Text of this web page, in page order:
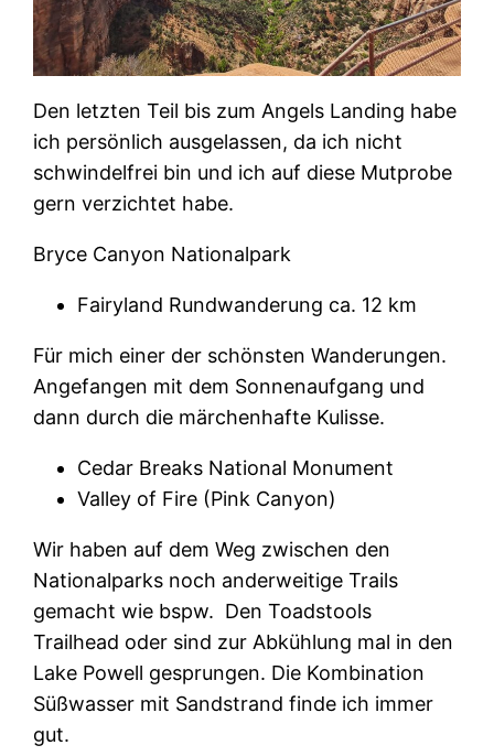
Den letzten Teil bis zum Angels Landing habe
ich persönlich ausgelassen, da ich nicht
schwindelfrei bin und ich auf diese Mutprobe
gern verzichtet habe.
Bryce Canyon Nationalpark
Fairyland Rundwanderung ca. 12 km
Für mich einer der schönsten Wanderungen.
Angefangen mit dem Sonnenaufgang und
dann durch die märchenhafte Kulisse.
Cedar Breaks National Monument
Valley of Fire (Pink Canyon)
Wir haben auf dem Weg zwischen den
Nationalparks noch anderweitige Trails
gemacht wie bspw. Den Toadstools
Trailhead oder sind zur Abkühlung mal in den
Lake Powell gesprungen. Die Kombination
Süßwasser mit Sandstrand finde ich immer
gut.